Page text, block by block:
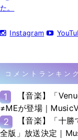
た。
Instagram
コメントランキン
1
【音楽】「
≠MEが登場｜
2
【音楽】「十
全版」放送決定｜